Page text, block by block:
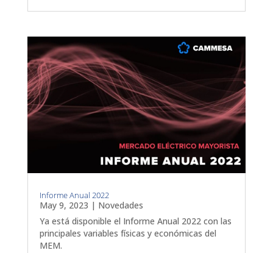
Informe Anual 2022
May 9, 2023 | Novedades
Ya está disponible el Informe Anual 2022 con las
principales variables físicas y económicas del
MEM.